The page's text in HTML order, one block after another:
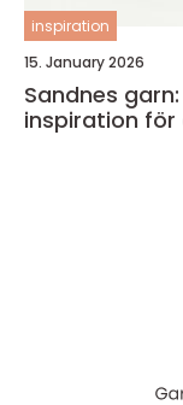
inspiration
15. January 2026
Sandnes
inspiration